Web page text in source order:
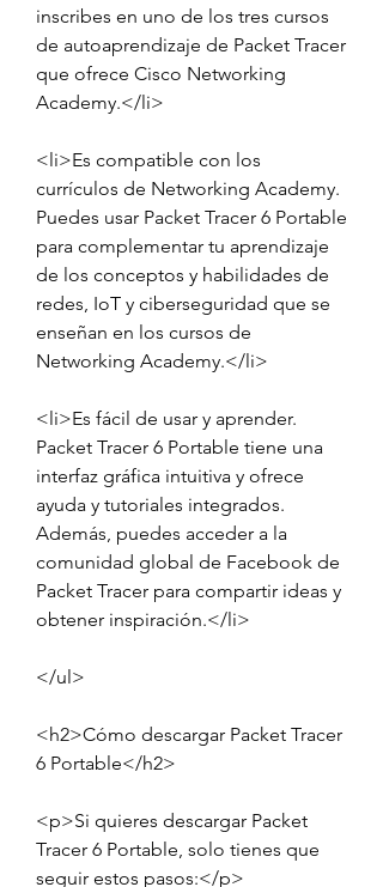
inscribes en uno de los tres cursos
de autoaprendizaje de Packet Tracer
que ofrece Cisco Networking
Academy.</li>
<li>Es compatible con los
currículos de Networking Academy.
Puedes usar Packet Tracer 6 Portable
para complementar tu aprendizaje
de los conceptos y habilidades de
redes, IoT y ciberseguridad que se
enseñan en los cursos de
Networking Academy.</li>
<li>Es fácil de usar y aprender.
Packet Tracer 6 Portable tiene una
interfaz gráfica intuitiva y ofrece
ayuda y tutoriales integrados.
Además, puedes acceder a la
comunidad global de Facebook de
Packet Tracer para compartir ideas y
obtener inspiración.</li>
</ul>
<h2>Cómo descargar Packet Tracer
6 Portable</h2>
<p>Si quieres descargar Packet
Tracer 6 Portable, solo tienes que
seguir estos pasos:</p>